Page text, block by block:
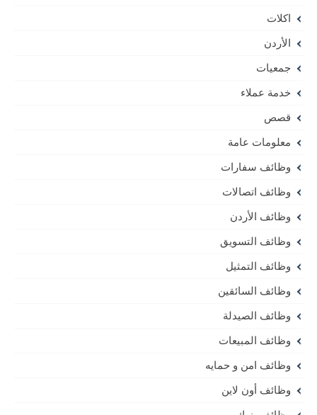
اكلات
الأردن
جمعيات
خدمة عملاء
قصص
معلومات عامة
وظائف سفارات
وظائف اتصالات
وظائف الأردن
وظائف التسويق
وظائف التمثيل
وظائف السائقين
وظائف الصيدلة
وظائف المبيعات
وظائف امن و حمايه
وظائف أون لاين